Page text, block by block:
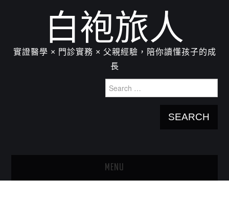
白袍旅人
實證醫學 × 門診實務 × 父親經驗，陪你讀懂孩子的成
長
for:
MENU